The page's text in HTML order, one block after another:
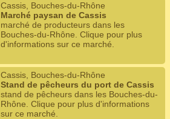
Cassis, Bouches-du-Rhône
Marché paysan de Cassis
marché de producteurs dans les
Bouches-du-Rhône. Clique pour plus
d'informations sur ce marché.
Cassis, Bouches-du-Rhône
Stand de pêcheurs du port de Cassis
stand de pêcheurs dans les Bouches-du-
Rhône. Clique pour plus d'informations
sur ce marché.